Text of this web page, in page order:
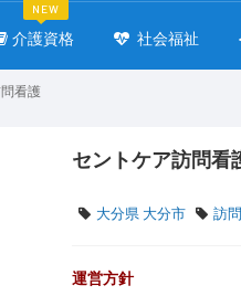
介護資格
NEW
社会福祉
看護
セントケア訪問看
大分県 大分市 訪
運営方針